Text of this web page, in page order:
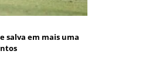
salva em mais uma